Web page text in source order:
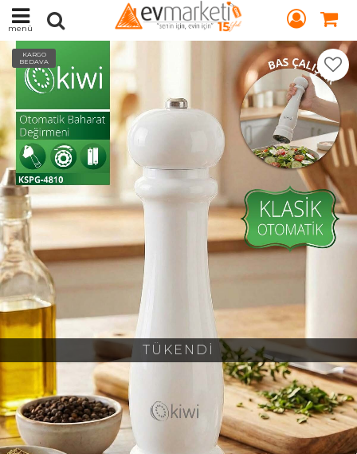
menü
TÜKENDİ
KARGO
BEDAVA